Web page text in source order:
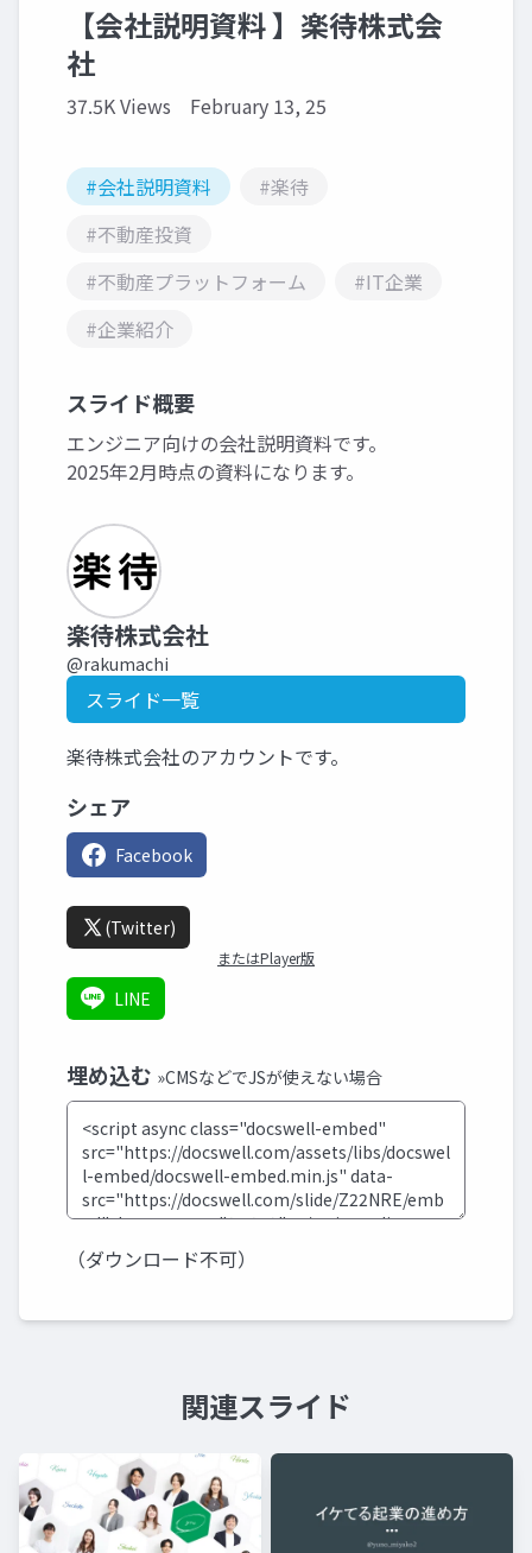
【会社説明資料 】楽待株式会
社
37.5K Views February 13, 25
#会社説明資料
#楽待
#不動産投資
#不動産プラットフォーム
#IT企業
#企業紹介
スライド概要
エンジニア向けの会社説明資料です。
2025年2月時点の資料になります。
楽待株式会社
@rakumachi
スライド一覧
楽待株式会社のアカウントです。
シェア
Facebook
(Twitter)
またはPlayer版
LINE
埋め込む »CMSなどでJSが使えない場合
（ダウンロード不可）
関連スライド